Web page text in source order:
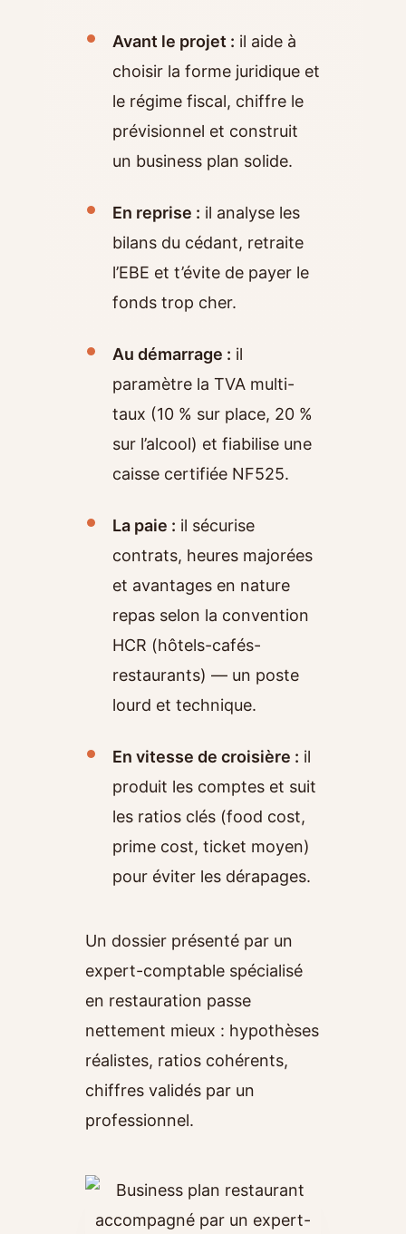
Avant le projet : il aide à
choisir la forme juridique et
le régime fiscal, chiffre le
prévisionnel et construit
un business plan solide.
En reprise : il analyse les
bilans du cédant, retraite
l’EBE et t’évite de payer le
fonds trop cher.
Au démarrage : il
paramètre la TVA multi-
taux (10 % sur place, 20 %
sur l’alcool) et fiabilise une
caisse certifiée NF525.
La paie : il sécurise
contrats, heures majorées
et avantages en nature
repas selon la convention
HCR (hôtels-cafés-
restaurants) — un poste
lourd et technique.
En vitesse de croisière : il
produit les comptes et suit
les ratios clés (food cost,
prime cost, ticket moyen)
pour éviter les dérapages.
Un dossier présenté par un
expert-comptable spécialisé
en restauration passe
nettement mieux : hypothèses
réalistes, ratios cohérents,
chiffres validés par un
professionnel.